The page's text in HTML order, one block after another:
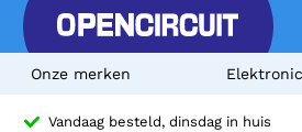
Onze merken
Vandaag besteld, dinsdag in huis